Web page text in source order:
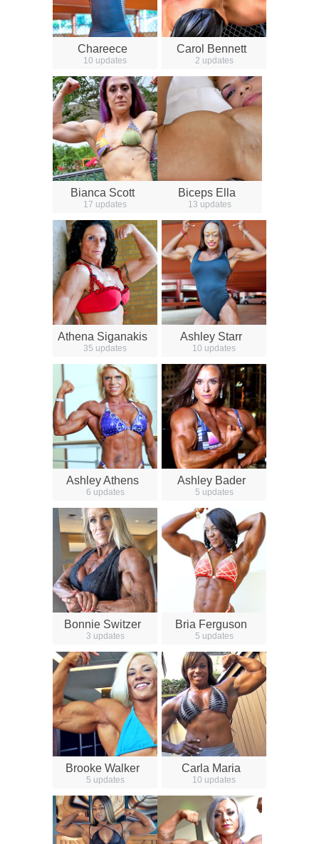
Chareece
10 updates
Carol Bennett
2 updates
Bianca Scott
17 updates
Biceps Ella
13 updates
Athena Siganakis
35 updates
Ashley Starr
10 updates
Ashley Athens
6 updates
Ashley Bader
5 updates
Bonnie Switzer
3 updates
Bria Ferguson
5 updates
Brooke Walker
5 updates
Carla Maria
10 updates